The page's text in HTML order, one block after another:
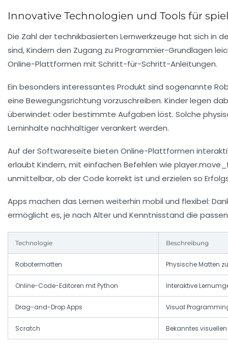
Innovative Technologien und Tools für
Die Zahl der technikbasierten Lernwerkzeuge hat sich
sind, Kindern den Zugang zu Programmier-Grundlagen
Online-Plattformen mit Schritt-für-Schritt-Anleitungen.
Ein besonders interessantes Produkt sind sogenannte
eine Bewegungsrichtung vorzuschreiben. Kinder legen
überwindet oder bestimmte Aufgaben löst. Solche
Lerninhalte nachhaltiger verankert werden.
Auf der Softwareseite bieten Online-Plattformen
erlaubt Kindern, mit einfachen Befehlen wie
unmittelbar, ob der Code korrekt ist und erzielen so
Apps machen das Lernen weiterhin mobil und flexibel:
ermöglicht es, je nach Alter und Kenntnisstand die
Technologie Beschreibung
Robotermatten Physische Matten
Online-Code-Editoren mit Python Interaktive
Drag-and-Drop Apps Visual
Scratch Bekanntes